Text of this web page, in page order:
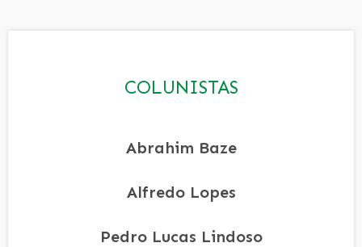
COLUNISTAS
Abrahim Baze
Alfredo Lopes
Pedro Lucas Lindoso